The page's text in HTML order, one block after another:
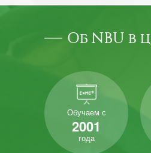
Об NBU в
Обучаем с
2001
года